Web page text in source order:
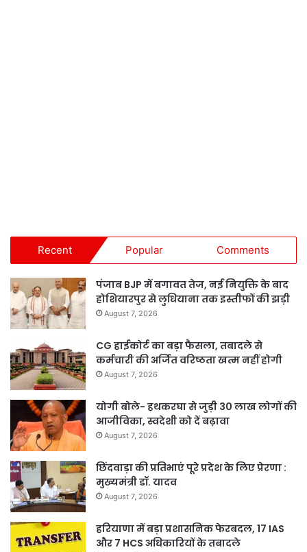
Recent Popular Comments
पंजाब BJP में बगावत तेज, नई नियुक्ति के बाद
होशियारपुर से लुधियाना तक इस्तीफों की झड़ी
August 7, 2026
CG हाईकोर्ट का बड़ा फैसला, तबादले से
कर्मचारी की अर्जित वरिष्ठता खत्म नहीं होगी
August 7, 2026
योगी बोले- हथकरघा से जुड़ी 30 लाख लोगों की
आजीविका, स्वदेशी को दें बढ़ावा
August 7, 2026
छिंदवाड़ा की प्रतिभाएं पूरे प्रदेश के लिए प्रेरणा :
मुख्यमंत्री डॉ. यादव
August 7, 2026
हरियाणा में बड़ा प्रशासनिक फेरबदल, 17 IAS
और 7 HCS अधिकारियों के तबादले